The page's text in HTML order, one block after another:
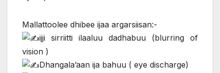
Mallattoolee dhibee ijaa argarsiisan:-
ijji sirriitti ilaaluu dadhabuu (blurring of
vision )
Dhangala’aan ija bahuu ( eye discharge)